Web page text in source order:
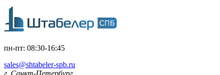
пн-пт: 08:30-16:45
sales@shtabeler-spb.ru
г. Санкт-Петербург,